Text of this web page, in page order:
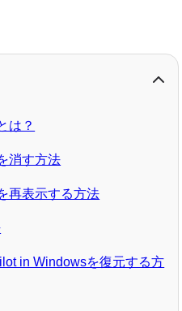
は？
消す方法
再表示する方法
in Windowsを復元する方